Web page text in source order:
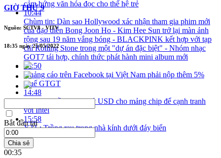
cảm hứng văn hóa đọc cho thế hệ trẻ
10:44
Chùm tin: Dàn sao Hollywood xác nhận tham gia phim mới
của đạo diễn Bong Joon Ho - Kim Hee Sun trở lại màn ảnh
rộng sau 19 năm vắng bóng - BLACKPINK kết hợp với tạp
chí Rolling Stone trong một "dự án đặc biệt" - Nhóm nhạc
GOT7 tái hợp, chính thức phát hành mini album mới
13:50
Quảng cáo trên Facebook tại Việt Nam phải nộp thêm 5%
thuế GTGT
14:48
Samsung đầu tư 360 tỷ USD cho mảng chip để cạnh tranh
với Intel
15:58
YTL: Trồng rau trong nhà kính dưới đáy biển
GIỜ THỨ 9
Nguồn: SCTV8 - VITV
18:35 ngày 25/05/2022
Bắt đầu tại
Chia sẻ
00:35